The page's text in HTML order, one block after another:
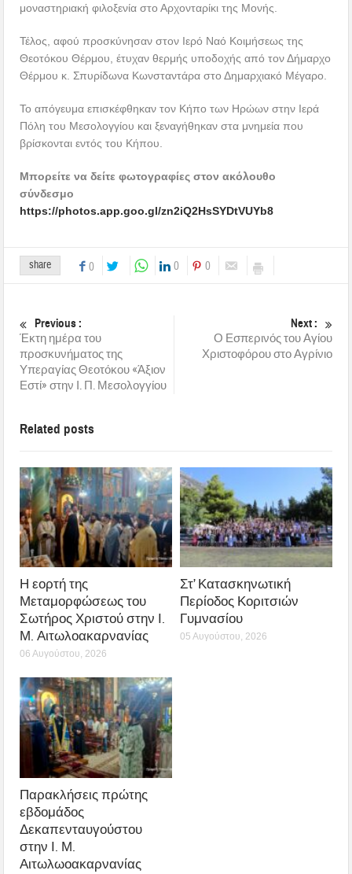
μοναστηριακή φιλοξενία στο Αρχονταρίκι της Μονής.
Τέλος, αφού προσκύνησαν στον Ιερό Ναό Κοιμήσεως της
Θεοτόκου Θέρμου, έτυχαν θερμής υποδοχής από τον Δήμαρχο
Θέρμου κ. Σπυρίδωνα Κωνσταντάρα στο Δημαρχιακό Μέγαρο.
Το απόγευμα επισκέφθηκαν τον Κήπο των Ηρώων στην Ιερά
Πόλη του Μεσολογγίου και ξεναγήθηκαν στα μνημεία που
βρίσκονται εντός του Κήπου.
Μπορείτε να δείτε φωτογραφίες στον ακόλουθο
σύνδεσμο
https://photos.app.goo.gl/zn2iQ2HsSYDtVUYb8
share 0 0 0
Previous :
Έκτη ημέρα του
προσκυνήματος της
Υπεραγίας Θεοτόκου «Άξιον
Εστί» στην Ι. Π. Μεσολογγίου
Next :
Ο Εσπερινός του Αγίου
Χριστοφόρου στο Αγρίνιο
Related posts
Η εορτή της
Μεταμορφώσεως του
Σωτήρος Χριστού στην Ι.
Μ. Αιτωλοακαρνανίας
06 Αυγούστου, 2026
Στ’ Κατασκηνωτική
Περίοδος Κοριτσιών
Γυμνασίου
05 Αυγούστου, 2026
Παρακλήσεις πρώτης
εβδομάδος
Δεκαπενταυγούστου
στην Ι. Μ.
Αιτωλωοακαρνανίας